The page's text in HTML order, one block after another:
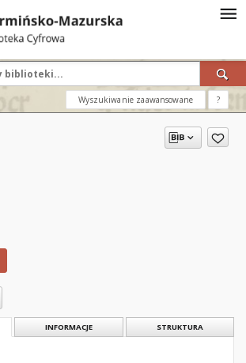
Wyszukiwanie zaawansowane ?
INFORMACJE STRUKTURA